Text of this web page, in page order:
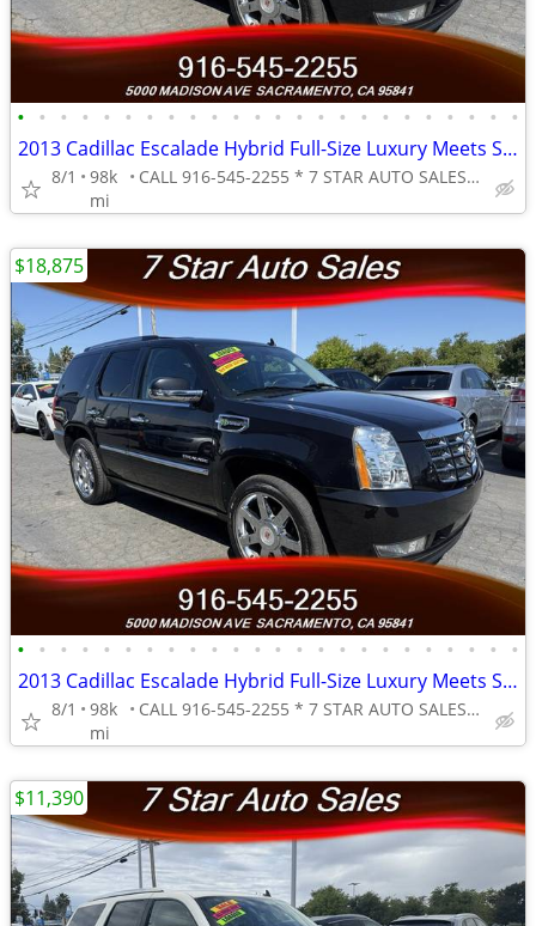
• • • • • • • • • • • • • • • • • • • • • • • •
2013 Cadillac Escalade Hybrid Full-Size Luxury Meets Smarter Effici
8/1
98k
mi
CALL 916-545-2255 * 7 STAR AUTO SALES // 5000 MADISON AVE
• • • • • • • • • • • • • • • • • • • • • • • •
2013 Cadillac Escalade Hybrid Full-Size Luxury Meets Smarter Effici
8/1
98k
mi
CALL 916-545-2255 * 7 STAR AUTO SALES // 5000 MADISON AVE
$18,875
$11,390